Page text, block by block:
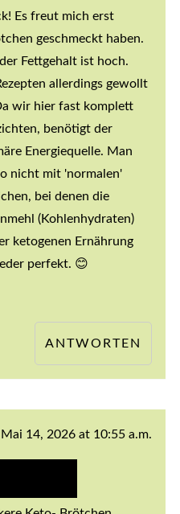
Es freut mich erst
geschmeckt haben.
Fettgehalt ist hoch.
allerdings gewollt
wir hier fast komplett
benötigt der
Energiequelle. Man
nicht mit 'normalen'
bei denen die
(Kohlenhydraten)
ketogenen Ernährung
perfekt. 😊
ANTWORTEN
Mai 14, 2026 at 10:55 a.m.